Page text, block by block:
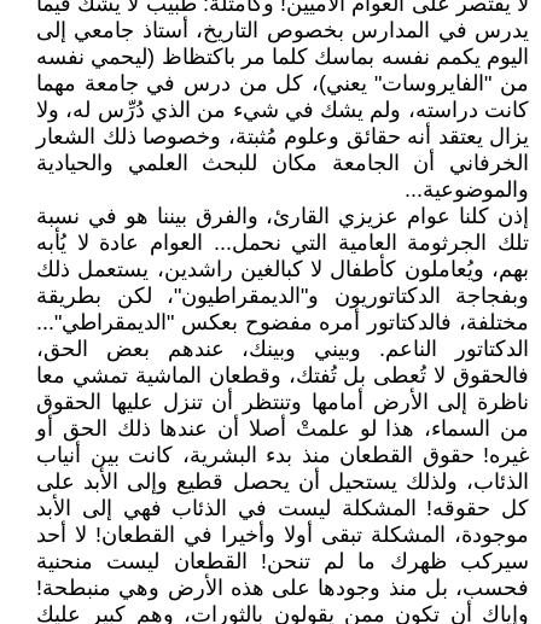
يدرس في المدارس بخصوص التاريخ، أستاذ جامعي إلى
اليوم يكمم نفسه بماسك كلما مر باكتظاظ (ليحمي نفسه
من "الفايروسات" يعني)، كل من درس في جامعة مهما
كانت دراسته، ولم يشك في شيء من الذي دُرِّس له، ولا
يزال يعتقد أنه حقائق وعلوم مُثبتة، وخصوصا ذلك الشعار
الخرفاني أن الجامعة مكان للبحث العلمي والحيادية
والموضوعية...
إذن كلنا عوام عزيزي القارئ، والفرق بيننا هو في نسبة
تلك الجرثومة العامية التي نحمل... العوام عادة لا يُأبه
بهم، ويُعاملون كأطفال لا كبالغين راشدين، يستعمل ذلك
وبفجاجة الدكتاتوريون و"الديمقراطيون"، لكن بطريقة
مختلفة، فالدكتاتور أمره مفضوح بعكس "الديمقراطي"...
الدكتاتور الناعم. وبيني وبينك، عندهم بعض الحق،
فالحقوق لا تُعطى بل تُفتك، وقطعان الماشية تمشي معا
ناظرة إلى الأرض أمامها وتنتظر أن تنزل عليها الحقوق
من السماء، هذا لو علمتْ أصلا أن عندها ذلك الحق أو
غيره! حقوق القطعان منذ بدء البشرية، كانت بين أنياب
الذئاب، ولذلك يستحيل أن يحصل قطيع وإلى الأبد على
كل حقوقه! المشكلة ليست في الذئاب فهي إلى الأبد
موجودة، المشكلة تبقى أولا وأخيرا في القطعان! لا أحد
سيركب ظهرك ما لم تنحن! القطعان ليست منحنية
فحسب، بل منذ وجودها على هذه الأرض وهي منبطحة!
وإياك أن تكون ممن يقولون بالثورات، وهم كبير عليك